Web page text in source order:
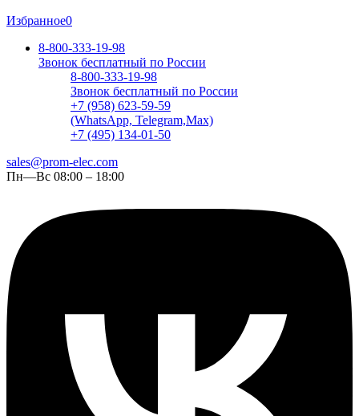
Избранное0
8-800-333-19-98
Звонок бесплатный по России
8-800-333-19-98
Звонок бесплатный по России
+7 (958) 623-59-59
(WhatsApp, Telegram,Max)
+7 (495) 134-01-50
sales@prom-elec.com
Пн—Вс 08:00 – 18:00